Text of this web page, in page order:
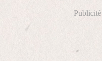
Publicité